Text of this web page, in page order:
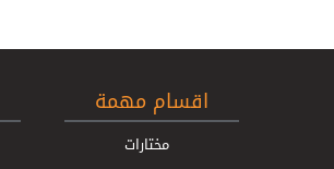
اقسام مهمة
مختارات